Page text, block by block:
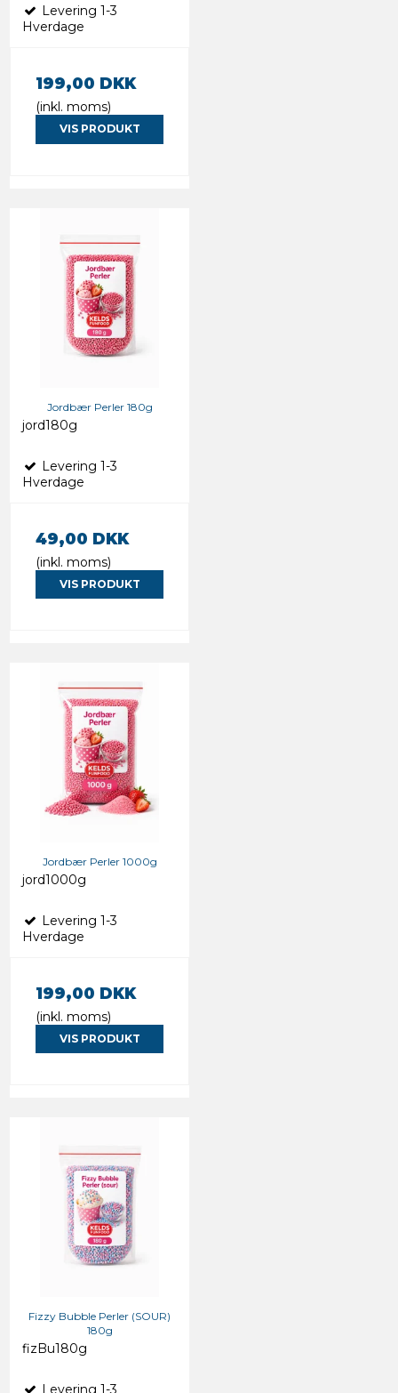
Levering 1-3
Hverdage
199,00 DKK
(inkl. moms)
VIS PRODUKT
Jordbær Perler 180g
jord180g
Levering 1-3
Hverdage
49,00 DKK
(inkl. moms)
VIS PRODUKT
Jordbær Perler 1000g
jord1000g
Levering 1-3
Hverdage
199,00 DKK
(inkl. moms)
VIS PRODUKT
Fizzy Bubble Perler (SOUR)
180g
fizBu180g
Levering 1-3